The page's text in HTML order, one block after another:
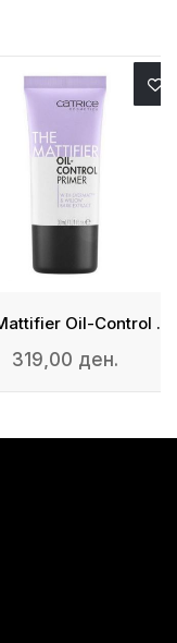
The Mattifier Oil-Control Primer
319,00 ден.